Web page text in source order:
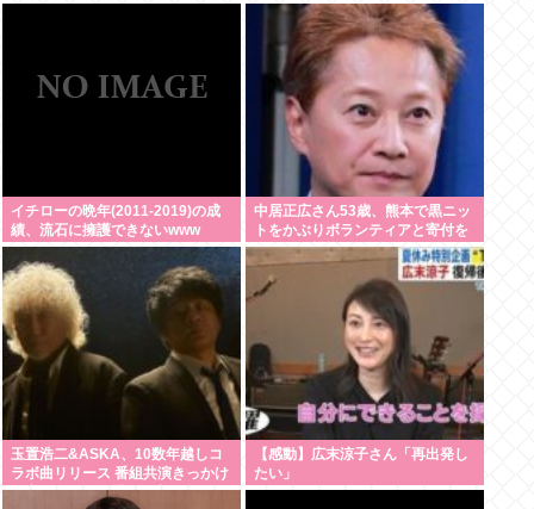
イチローの晩年(2011-2019)の成
績、流石に擁護できないwww
中居正広さん53歳、熊本で黒ニッ
トをかぶりボランティアと寄付を
している模様
玉置浩二&ASKA、10数年越しコ
ラボ曲リリース 番組共演きっかけ
で実現…同い年盟友の完全合作
【感動】広末涼子さん「再出発し
たい」